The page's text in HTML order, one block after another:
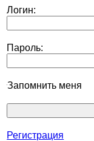
Логин:
Пароль:
Запомнить меня
Регистрация